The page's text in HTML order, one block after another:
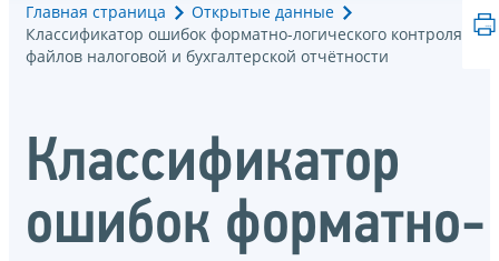
Главная страница
Открытые данные
Классификатор ошибок форматно-логического контроля
файлов налоговой и бухгалтерской отчётности
Классификатор
ошибок форматно-